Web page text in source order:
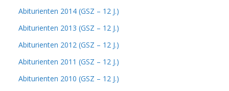
Abiturienten 2014 (GSZ – 12 J.)
Abiturienten 2013 (GSZ – 12 J.)
Abiturienten 2012 (GSZ – 12 J.)
Abiturienten 2011 (GSZ – 12 J.)
Abiturienten 2010 (GSZ – 12 J.)